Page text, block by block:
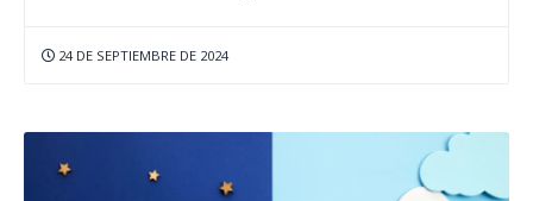
24 DE SEPTIEMBRE DE 2024